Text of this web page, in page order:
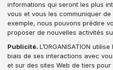
informations qui seront les plus
vous et vous les communiquer
exemple, nous pouvons prédire
proposer de nouvelles activités
Publicité. L’ORGANISATION
biais de ses interactions avec
et sur des sites Web de tiers